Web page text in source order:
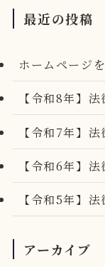
最近の投稿
ホームページ
【令和8年】
【令和7年】
【令和6年】
【令和5年】
アーカイブ